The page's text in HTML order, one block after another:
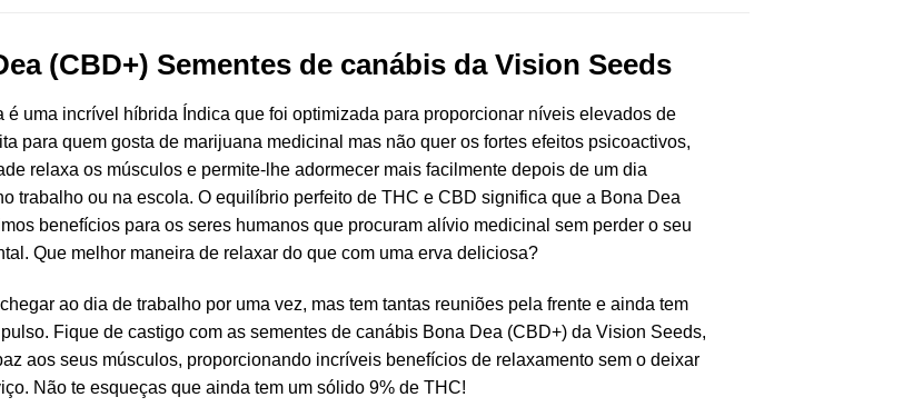
(CBD+) Sementes de canábis da Vision Seeds
é uma incrível híbrida Índica que foi optimizada para proporcionar níveis elevados de
para quem gosta de marijuana medicinal mas não quer os fortes efeitos psicoactivos,
relaxa os músculos e permite-lhe adormecer mais facilmente depois de um dia
trabalho ou na escola. O equilíbrio perfeito de THC e CBD significa que a Bona Dea
benefícios para os seres humanos que procuram alívio medicinal sem perder o seu
Que melhor maneira de relaxar do que com uma erva deliciosa?
ao dia de trabalho por uma vez, mas tem tantas reuniões pela frente e ainda tem
Fique de castigo com as sementes de canábis Bona Dea (CBD+) da Vision Seeds,
aos seus músculos, proporcionando incríveis benefícios de relaxamento sem o deixar
Não te esqueças que ainda tem um sólido 9% de THC!